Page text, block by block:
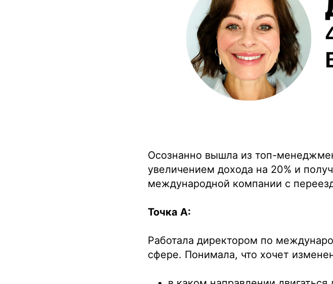
Осознанно вышла из топ-
увеличением дохода на 20% и
международной компании с
Точка А:
Работала директором по
сфере. Понимала, что хочет